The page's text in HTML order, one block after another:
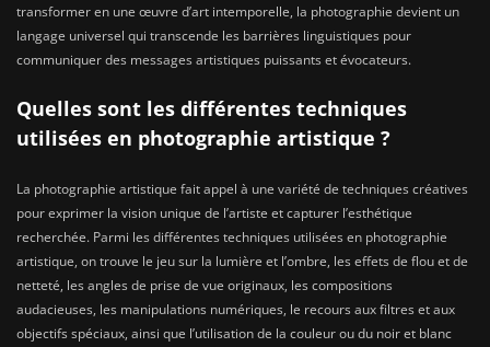
transformer en une œuvre d’art intemporelle, la photographie devient un
langage universel qui transcende les barrières linguistiques pour
communiquer des messages artistiques puissants et évocateurs.
Quelles sont les différentes techniques
utilisées en photographie artistique ?
La photographie artistique fait appel à une variété de techniques créatives
pour exprimer la vision unique de l’artiste et capturer l’esthétique
recherchée. Parmi les différentes techniques utilisées en photographie
artistique, on trouve le jeu sur la lumière et l’ombre, les effets de flou et de
netteté, les angles de prise de vue originaux, les compositions
audacieuses, les manipulations numériques, le recours aux filtres et aux
objectifs spéciaux, ainsi que l’utilisation de la couleur ou du noir et blanc